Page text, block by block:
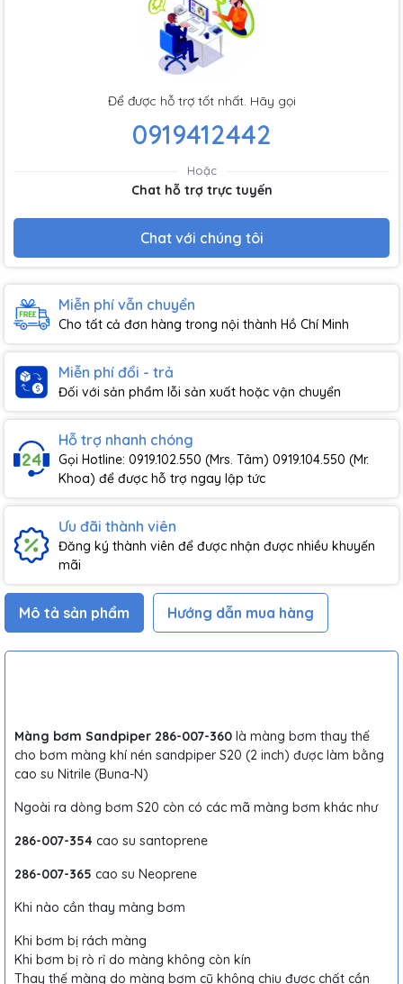
Để được hỗ trợ tốt nhất. Hãy gọi
0919412442
Hoặc
Chat hỗ trợ trực tuyến
Chat với chúng tôi
Miễn phí vẫn chuyển
Cho tất cả đơn hàng trong nội thành Hồ Chí Minh
Miễn phí đổi - trả
Đối với sản phẩm lỗi sản xuất hoặc vận chuyển
Hỗ trợ nhanh chóng
Gọi Hotline: 0919.102.550 (Mrs. Tâm) 0919.104.550 (Mr.
Khoa) để được hỗ trợ ngay lập tức
Ưu đãi thành viên
Đăng ký thành viên để được nhận được nhiều khuyến
mãi
Mô tả sản phẩm Hướng dẫn mua hàng
Màng bơm Sandpiper 286-007-360 là màng bơm thay thế
cho bơm màng khí nén sandpiper S20 (2 inch) được làm bằng
cao su Nitrile (Buna-N)
Ngoài ra dòng bơm S20 còn có các mã màng bơm khác như
286-007-354 cao su santoprene
286-007-365 cao su Neoprene
Khi nào cần thay màng bơm
Khi bơm bị rách màng
Khi bơm bị rò rỉ do màng không còn kín
Thay thế màng do màng bơm cũ không chịu được chất cần